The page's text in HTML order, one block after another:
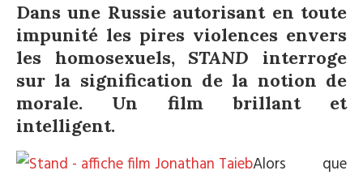
Dans une Russie autorisant en toute
impunité les pires violences envers
les homosexuels, STAND interroge
sur la signification de la notion de
morale. Un film brillant et
intelligent.
Alors que